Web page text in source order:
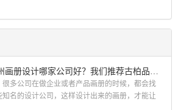
广州画册设计哪家公司好？我们推荐古柏品牌设计
公司在做企业或者产品画册的时候，都会找
知名的设计公司，这样设计出来的画册，才能让